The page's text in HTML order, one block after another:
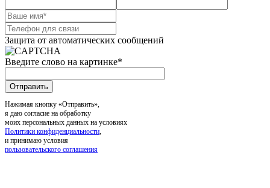
Защита от автоматических сообщений
Введите слово на картинке*
Нажимая кнопку «Отправить»,
я даю согласие на обработку
моих персональных данных на условиях
Политики конфиденциальности,
и принимаю условия
пользовательского соглашения